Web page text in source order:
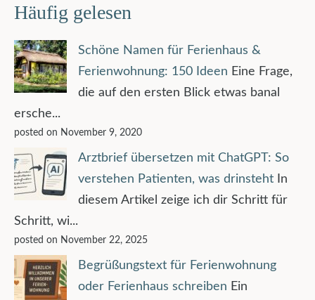
Häufig gelesen
Schöne Namen für Ferienhaus &
Ferienwohnung: 150 Ideen Eine Frage,
die auf den ersten Blick etwas banal
ersche...
posted on November 9, 2020
Arztbrief übersetzen mit ChatGPT: So
verstehen Patienten, was drinsteht
In
diesem Artikel zeige ich dir Schritt für
Schritt, wi...
posted on November 22, 2025
Begrüßungstext für Ferienwohnung
oder Ferienhaus schreiben Ein